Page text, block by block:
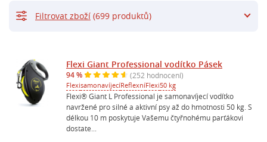
Flexi Giant Professional vodítko Pásek
94 % (252 hodnocení)
FlexisamonavíjecíReflexníFlexi50 kg
Flexi® Giant L Professional je samonavíjecí vodítko
navržené pro silné a aktivní psy až do hmotnosti 50 kg. S
délkou 10 m poskytuje Vašemu čtyřnohému parťákovi
dostate...
Filtrovat zboží (699 produktů)